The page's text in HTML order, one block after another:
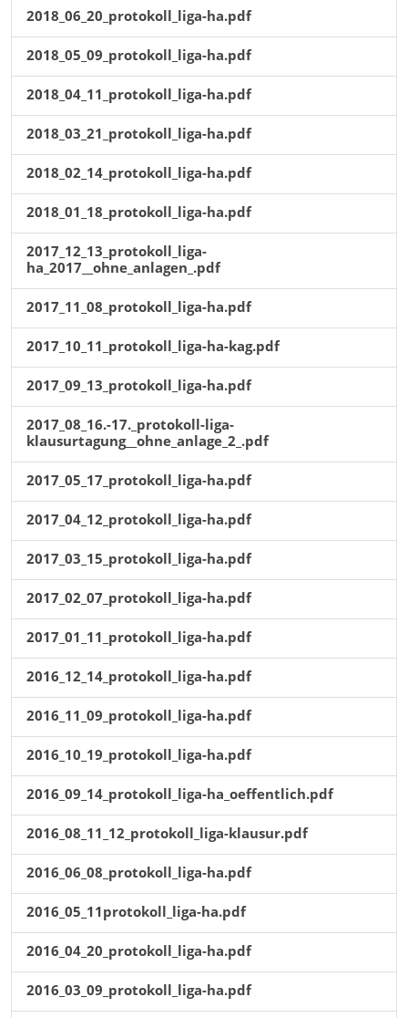
2018_06_20_protokoll_liga-ha.pdf
2018_05_09_protokoll_liga-ha.pdf
2018_04_11_protokoll_liga-ha.pdf
2018_03_21_protokoll_liga-ha.pdf
2018_02_14_protokoll_liga-ha.pdf
2018_01_18_protokoll_liga-ha.pdf
2017_12_13_protokoll_liga-
ha_2017__ohne_anlagen_.pdf
2017_11_08_protokoll_liga-ha.pdf
2017_10_11_protokoll_liga-ha-kag.pdf
2017_09_13_protokoll_liga-ha.pdf
2017_08_16.-17._protokoll-liga-
klausurtagung__ohne_anlage_2_.pdf
2017_05_17_protokoll_liga-ha.pdf
2017_04_12_protokoll_liga-ha.pdf
2017_03_15_protokoll_liga-ha.pdf
2017_02_07_protokoll_liga-ha.pdf
2017_01_11_protokoll_liga-ha.pdf
2016_12_14_protokoll_liga-ha.pdf
2016_11_09_protokoll_liga-ha.pdf
2016_10_19_protokoll_liga-ha.pdf
2016_09_14_protokoll_liga-ha_oeffentlich.pdf
2016_08_11_12_protokoll_liga-klausur.pdf
2016_06_08_protokoll_liga-ha.pdf
2016_05_11protokoll_liga-ha.pdf
2016_04_20_protokoll_liga-ha.pdf
2016_03_09_protokoll_liga-ha.pdf